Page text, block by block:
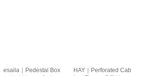
esaila｜Pedestal Box
HAY｜Perforated Cab